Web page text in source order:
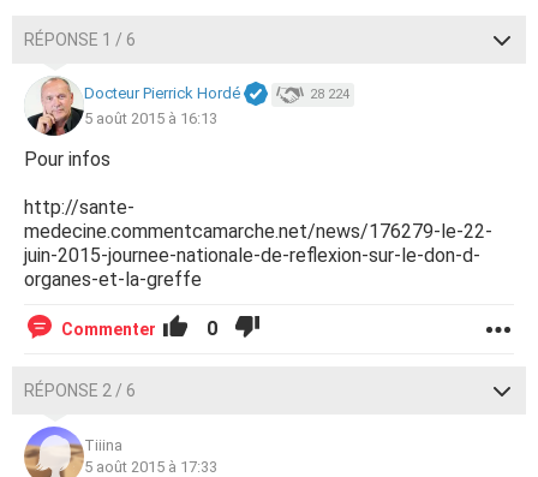
RÉPONSE 1 / 6
Docteur Pierrick Hordé 28 224
5 août 2015 à 16:13
Pour infos
http://sante-
medecine.commentcamarche.net/news/176279-le-22-
juin-2015-journee-nationale-de-reflexion-sur-le-don-d-
organes-et-la-greffe
Commenter 0
RÉPONSE 2 / 6
Tiiina
5 août 2015 à 17:33